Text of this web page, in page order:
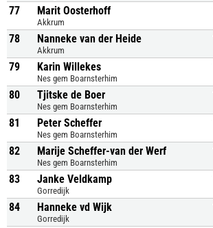
77 Marit Oosterhoff
Akkrum
78 Nanneke van der Heide
Akkrum
79 Karin Willekes
Nes gem Boarnsterhim
80 Tjitske de Boer
Nes gem Boarnsterhim
81 Peter Scheffer
Nes gem Boarnsterhim
82 Marije Scheffer-van der Werf
Nes gem Boarnsterhim
83 Janke Veldkamp
Gorredijk
84 Hanneke vd Wijk
Gorredijk